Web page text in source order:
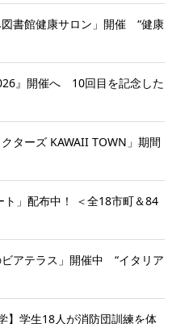
書館健康サロン」開催 “健康
』開催へ 10回目を記念した
ターズ KAWAII TOWN」期間
」配布中！ ＜全18市町＆84
アテラス」開催中 “イタリア
】学生18人が消防団訓練を体